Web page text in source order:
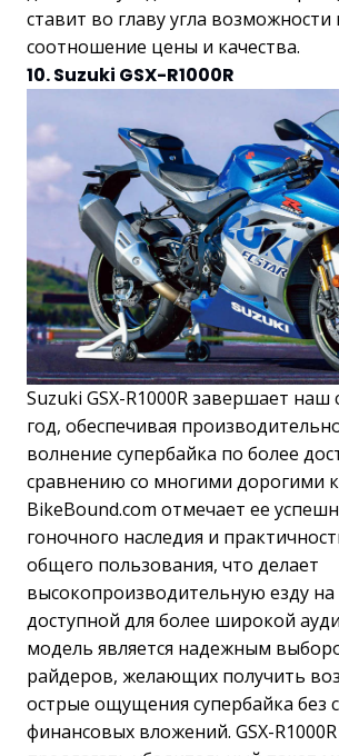
ставит во главу угла возможности
соотношение цены и качества.
10. Suzuki GSX-R1000R
Suzuki GSX-R1000R завершает наш
год, обеспечивая
волнение супербайка по более
сравнению со многими дорогими
BikeBound.com отмечает ее
гоночного наследия и
общего пользования, что делает
высокопроизводительную езду
доступной для более широкой
модель является надежным
райдеров, желающих получить
острые ощущения супербайка без
финансовых вложений. GSX-